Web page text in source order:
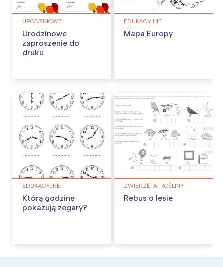
URODZINOWE
Urodzinowe
zaproszenie do
druku
EDUKACYJNE
Mapa Europy
EDUKACYJNE
Którą godzinę
pokazują zegary?
ZWIERZĘTA, ROŚLINY
Rebus o lesie